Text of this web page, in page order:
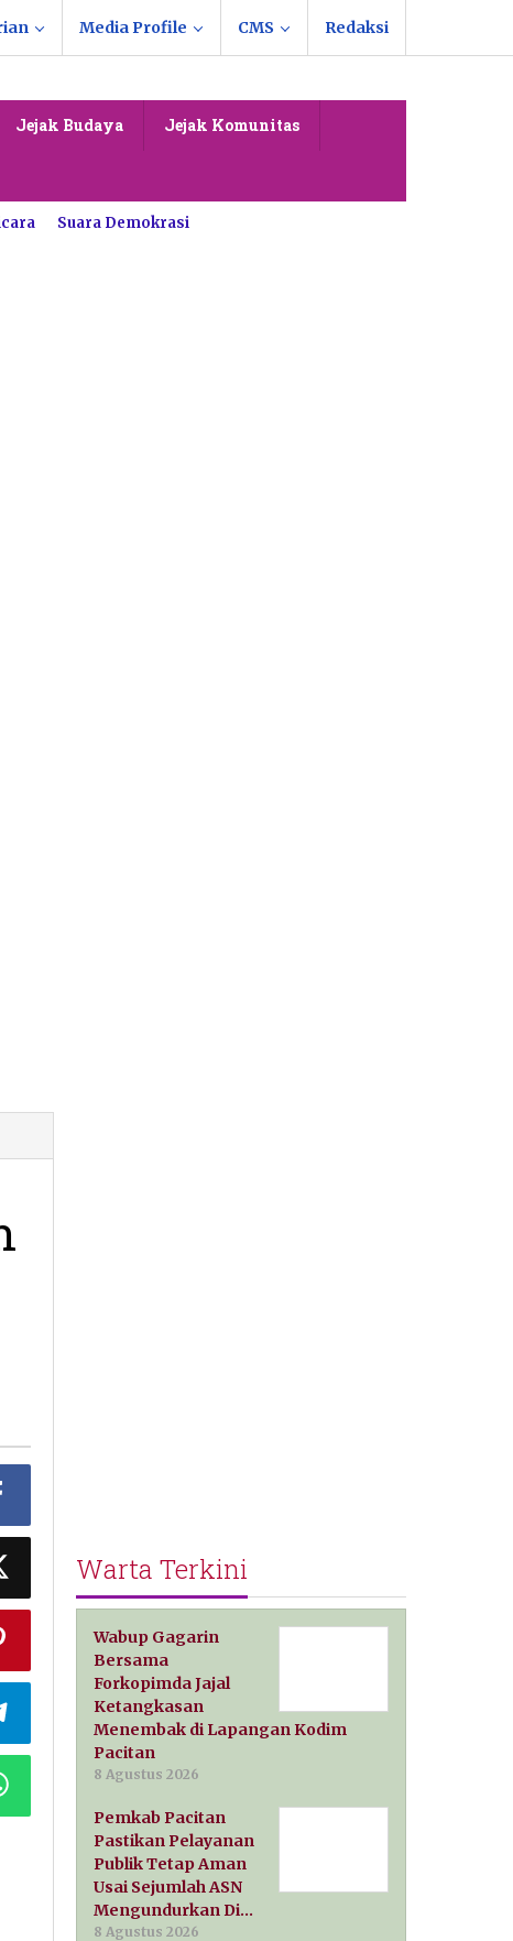
Media Profile CMS Redaksi
Jejak Budaya Jejak Komunitas
Suara Demokrasi
Warta Terkini
Wabup Gagarin
Bersama
Forkopimda Jajal
Ketangkasan
Menembak di Lapangan Kodim
Pacitan
8 Agustus 2026
Pemkab Pacitan
Pastikan Pelayanan
Publik Tetap Aman
Usai Sejumlah ASN
Mengundurkan Di…
8 Agustus 2026